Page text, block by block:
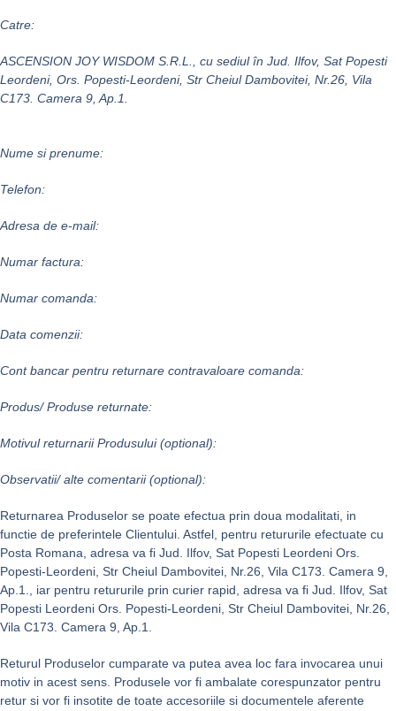
Catre:
ASCENSION JOY WISDOM S.R.L., cu sediul în Jud. Ilfov, Sat Popesti
Leordeni, Ors. Popesti-Leordeni, Str Cheiul Dambovitei, Nr.26, Vila
C173. Camera 9, Ap.1.
Nume si prenume:
Telefon:
Adresa de e-mail:
Numar factura:
Numar comanda:
Data comenzii:
Cont bancar pentru returnare contravaloare comanda:
Produs/ Produse returnate:
Motivul returnarii Produsului (optional):
Observatii/ alte comentarii (optional):
Returnarea Produselor se poate efectua prin doua modalitati, in
functie de preferintele Clientului. Astfel, pentru retururile efectuate cu
Posta Romana, adresa va fi Jud. Ilfov, Sat Popesti Leordeni Ors.
Popesti-Leordeni, Str Cheiul Dambovitei, Nr.26, Vila C173. Camera 9,
Ap.1., iar pentru retururile prin curier rapid, adresa va fi Jud. Ilfov, Sat
Popesti Leordeni Ors. Popesti-Leordeni, Str Cheiul Dambovitei, Nr.26,
Vila C173. Camera 9, Ap.1.
Returul Produselor cumparate va putea avea loc fara invocarea unui
motiv in acest sens. Produsele vor fi ambalate corespunzator pentru
retur si vor fi insotite de toate accesoriile si documentele aferente